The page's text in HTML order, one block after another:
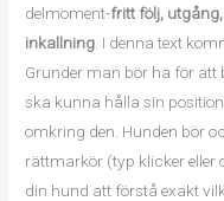
delmoment-fritt följ,
inkallning . I denna text
Grunder man bör ha för att
ska kunna hålla sin
omkring den. Hunden bör
rättmarkör (typ klicker eller
din hund att förstå exakt